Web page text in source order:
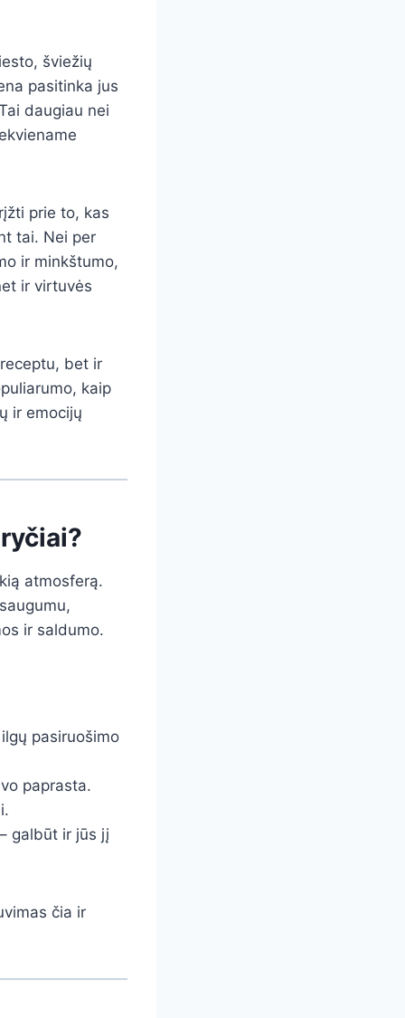
šviežių
pasitinka jus
daugiau nei
prie to, kas
tai. Nei per
ir minkštumo,
ir virtuvės
bet ir
kaip
ir emocijų
atmosferą.
ir saldumo.
pasiruošimo
paprasta.
galbūt ir jūs jį
čia ir